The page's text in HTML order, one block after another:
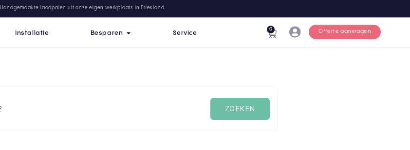
Handgemaakte laadpalen uit onze eigen werkplaats in Friesland
Installatie Besparen Service
0 Offerte aanvragen